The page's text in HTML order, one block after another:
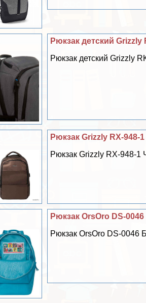
Рюкзак детский Grizzly
Рюкзак детский Grizzly
Рюкзак Grizzly RX-948-
Рюкзак Grizzly RX-948-1
Рюкзак OrsOro DS-
Рюкзак OrsOro DS-0046